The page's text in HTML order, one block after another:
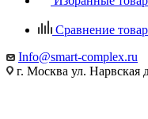
Сравнение
Info@smart-complex.ru
г. Москва ул.